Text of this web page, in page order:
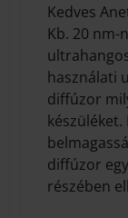
Kedves
Kb. 20 nm-
használati
diffúzor
diffúzor
részében